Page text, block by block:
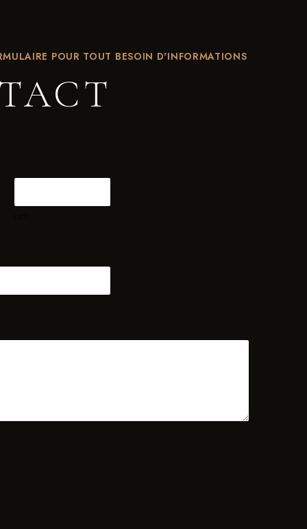
POUR TOUT BESOIN D'INFORMATIONS